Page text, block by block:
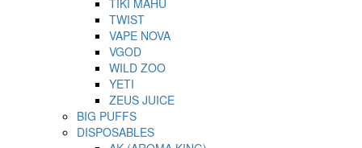
TWIST
VAPE NOVA
VGOD
WILD ZOO
YETI
ZEUS JUICE
BIG PUFFS
DISPOSABLES